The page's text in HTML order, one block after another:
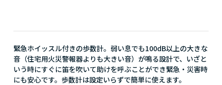
緊急ホイッスル付きの歩数計。弱い息でも100dB以上の大きな
音（住宅用火災警報器よりも大きい音）が鳴る設計で、いざと
いう時にすぐに笛を吹いて助けを呼ぶことができ緊急・災害時
にも安心です。歩数計は設定いらずで簡単に使えます。